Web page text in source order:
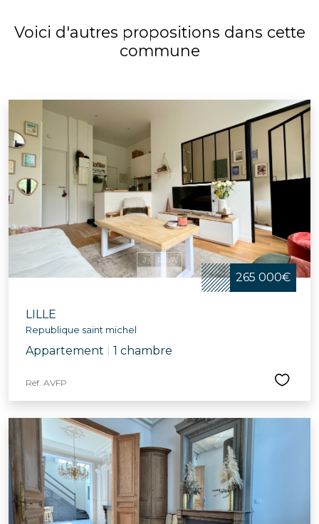
Voici d'autres propositions dans cette
commune
265 000€
LILLE
Republique saint michel
Appartement 1 chambre
Réf. AVFP